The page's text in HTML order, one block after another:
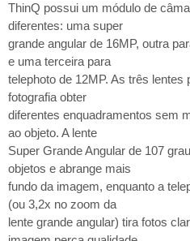
ThinQ possui um módulo de
diferentes: uma super
grande angular de 16MP, outra
e uma terceira para
telephoto de 12MP. As três
fotografia obter
diferentes enquadramentos sem
ao objeto. A lente
Super Grande Angular de 107
objetos e abrange mais
fundo da imagem, enquanto a
(ou 3,2x no zoom da
lente grande angular) tira fotos